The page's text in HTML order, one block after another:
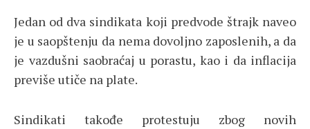
Jedan od dva sindikata koji predvode štrajk naveo
je u saopštenju da nema dovoljno zaposlenih, a da
je vazdušni saobraćaj u porastu, kao i da inflacija
previše utiče na plate.
Sindikati takođe protestuju zbog novih